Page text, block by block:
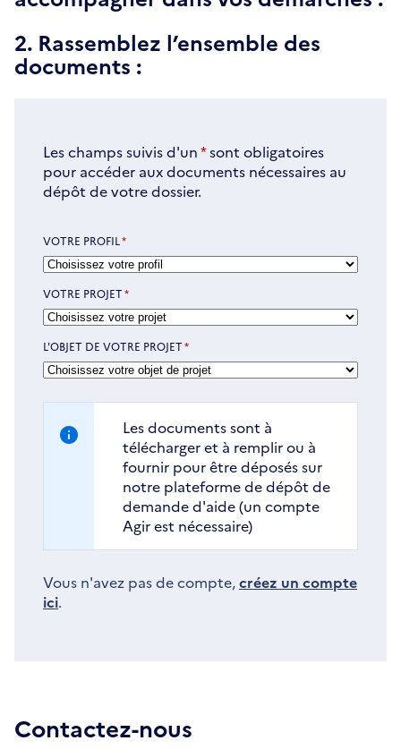
2. Rassemblez l’ensemble des
documents :
Les champs suivis d'un*sont obligatoires
pour accéder aux documents nécessaires au
dépôt de votre dossier.
VOTRE PROFIL *
VOTRE PROJET*
L'OBJET DE VOTRE PROJET*
Les documents sont à
télécharger et à remplir ou à
fournir pour être déposés sur
notre plateforme de dépôt de
demande d'aide (un compte
Agir est nécessaire)
Vous n'avez pas de compte,créez un compte
ici.
Contactez-nous